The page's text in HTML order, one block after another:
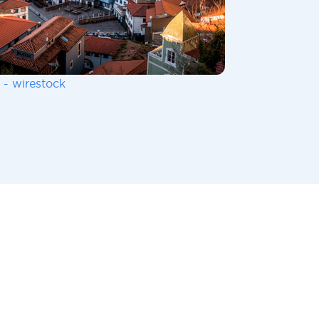
- wirestock